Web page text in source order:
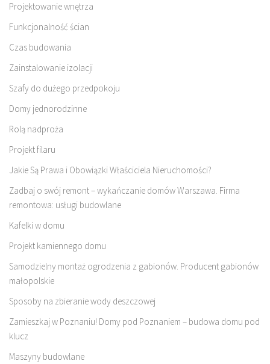
Projektowanie wnętrza
Funkcjonalność ścian
Czas budowania
Zainstalowanie izolacji
Szafy do dużego przedpokoju
Domy jednorodzinne
Rolą nadproża
Projekt filaru
Jakie Są Prawa i Obowiązki Właściciela Nieruchomości?
Zadbaj o swój remont – wykańczanie domów Warszawa. Firma
remontowa: usługi budowlane
Kafelki w domu
Projekt kamiennego domu
Samodzielny montaż ogrodzenia z gabionów. Producent gabionów
małopolskie
Sposoby na zbieranie wody deszczowej
Zamieszkaj w Poznaniu! Domy pod Poznaniem – budowa domu pod
klucz
Maszyny budowlane